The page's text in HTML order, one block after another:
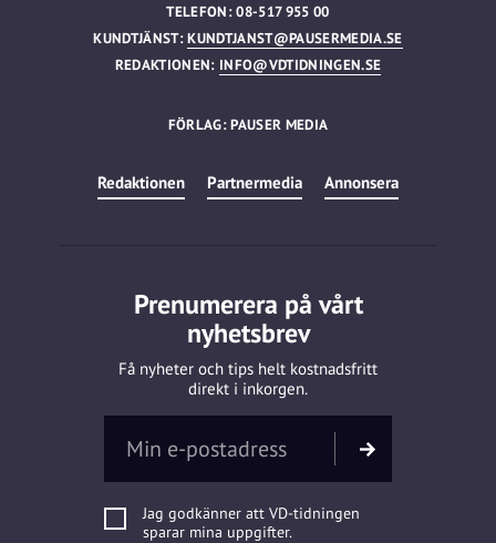
TELEFON: 08-517 955 00
KUNDTJÄNST:KUNDTJANST@PAUSERMEDIA.SE
REDAKTIONEN: INFO@VDTIDNINGEN.SE
FÖRLAG: PAUSER MEDIA
Redaktionen Partnermedia Annonsera
Prenumerera på vårt
nyhetsbrev
Få nyheter och tips helt kostnadsfritt
direkt i inkorgen.
Jag godkänner att VD-tidningen
sparar mina uppgifter.